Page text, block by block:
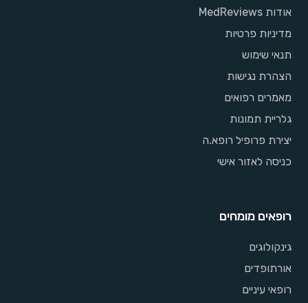
אודות MedReviews
מדיניות פרטיות
תנאי שימוש
הצהרת נגישות
מאמרים רפואים
גלריית תמונות
יצירת פרופיל רופא.ה
כניסה לאזור אישי
רופאים מומחים
גינקולוגים
אורתופדים
רופאי עיניים